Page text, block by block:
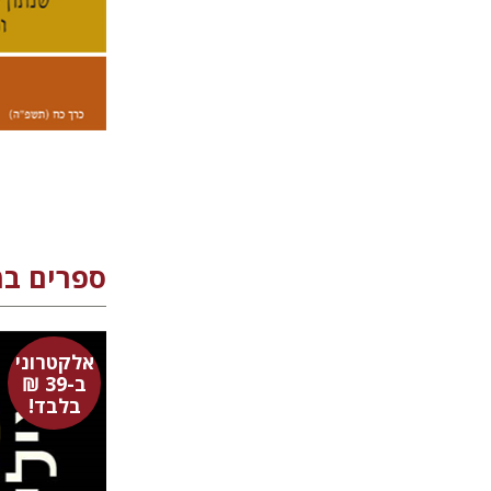
ספרים
אלקטרוני
ב-39 ₪
בלבד!
הומרוס
אברהם